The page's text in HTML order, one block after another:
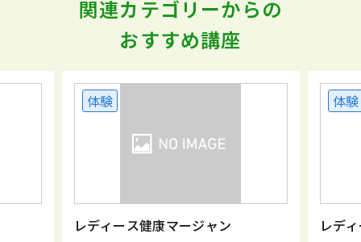
関連カテゴリーからの
おすすめ講座
体験
レディース健康マージャン
体験
レデ